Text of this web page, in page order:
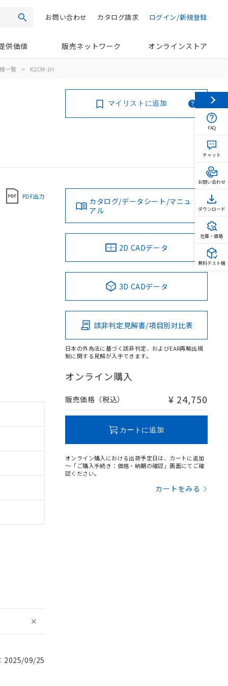
検索 ログイン/新規登録
カタログ請求
お問い合わせ
供価値 販売ネットワーク オンラインストア
一覧 > K2CM-1H
マイリストに追加
PDF出力
2025/09/25
カタログ/データシート/マニュ
アル
2D CADデータ
3D CADデータ
該非判定見解書/項目別対比表
日本の外為法に基づく該非判定、およびEAR再輸出規
制に関する見解が入手できます。
オンライン購入
販売価格（税込） ¥ 24,750
カートに追加
オンライン購入における出荷予定日は、カートに追加
～「ご購入手続き：価格・納期の確認」画面にてご確
認ください。
カートをみる
FAQ
チャット
お問い合わせ
ダウンロード
在庫・価格
無料テスト機